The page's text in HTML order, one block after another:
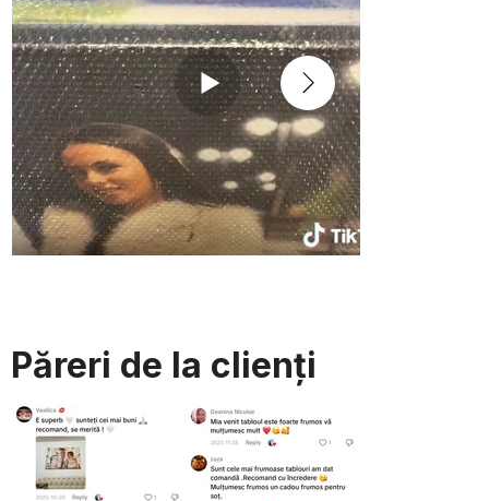
Păreri de la clienți